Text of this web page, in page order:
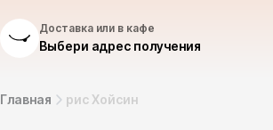
Доставка или в кафе
Выбери адрес получения
Главная рис Хойсин